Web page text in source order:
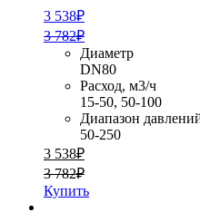
3 538₽
3 782₽
Диаметр
DN80
Расход, м3/ч
15-50, 50-100
Диапазон
50-250
3 538₽
3 782₽
Купить